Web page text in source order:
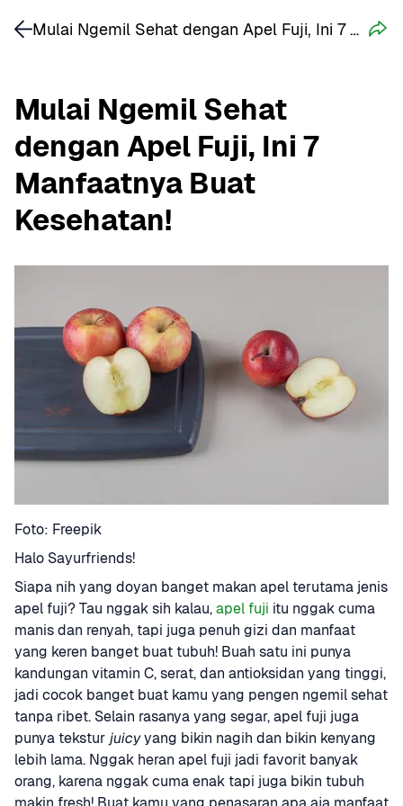
Mulai Ngemil Sehat
dengan Apel Fuji, Ini 7
Manfaatnya Buat
Kesehatan!
Foto: Freepik
Halo Sayurfriends!
Siapa nih yang doyan banget makan apel terutama jenis
apel fuji? Tau nggak sih kalau, apel fuji itu nggak cuma
manis dan renyah, tapi juga penuh gizi dan manfaat
yang keren banget buat tubuh! Buah satu ini punya
kandungan vitamin C, serat, dan antioksidan yang tinggi,
jadi cocok banget buat kamu yang pengen ngemil sehat
tanpa ribet. Selain rasanya yang segar, apel fuji juga
punya tekstur juicy yang bikin nagih dan bikin kenyang
lebih lama. Nggak heran apel fuji jadi favorit banyak
orang, karena nggak cuma enak tapi juga bikin tubuh
Mulai Ngemil Sehat dengan Apel Fuji, Ini 7 Manfaatnya Buat Kesehatan!